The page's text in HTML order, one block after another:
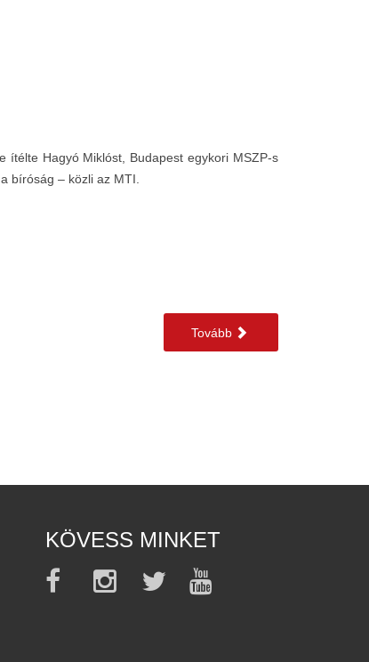
ítélte Hagyó Miklóst, Budapest egykori MSZP-s
bíróság – közli az MTI.
Tovább
KÖVESS MINKET